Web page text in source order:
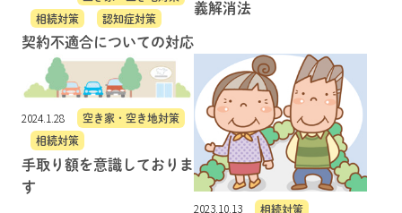
相続対策 認知症対策
契約不適合についての対応
義解消法
2024.1.28 空き家・空き地対策
相続対策
手取り額を意識しておりま
す
2023.10.13 相続対策